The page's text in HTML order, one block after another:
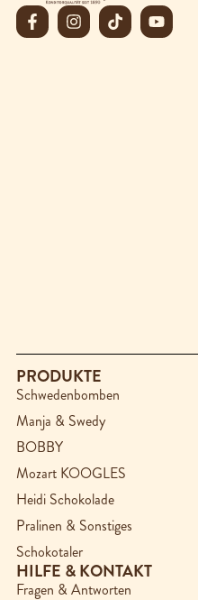
PRODUKTE
Schwedenbomben
Manja & Swedy
BOBBY
Mozart KOOGLES
Heidi Schokolade
Pralinen & Sonstiges
Schokotaler
HILFE & KONTAKT
Fragen & Antworten